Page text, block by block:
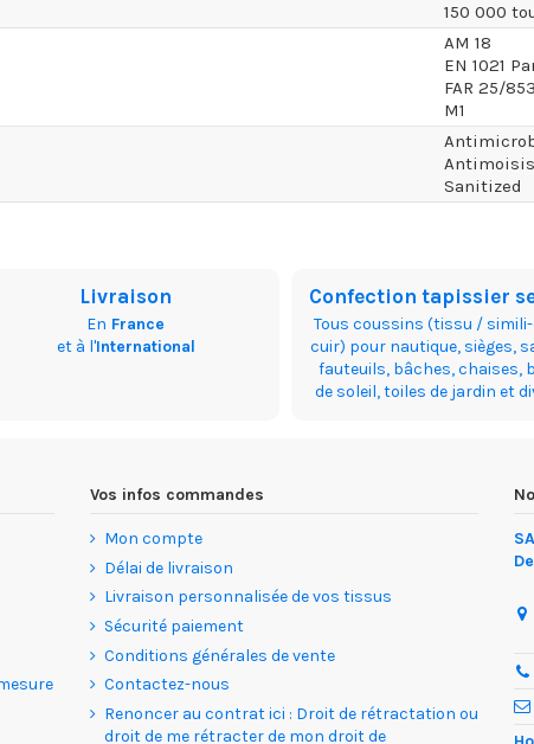
150 000
AM 18
EN 1021
FAR 25/853
M1
Sanitized
Livraison
En France
et à l'International
Confection tapissier
Tous coussins (tissu /
cuir) pour nautique, sièges,
fauteuils, bâches, chaises,
de soleil, toiles de jardin et
Vos infos commandes
Mon compte
Délai de livraison
Livraison personnalisée de vos tissus
Sécurité paiement
Conditions générales de vente
Contactez-nous
Renoncer au contrat ici : Droit de rétractation ou
droit de me rétracter de mon droit de